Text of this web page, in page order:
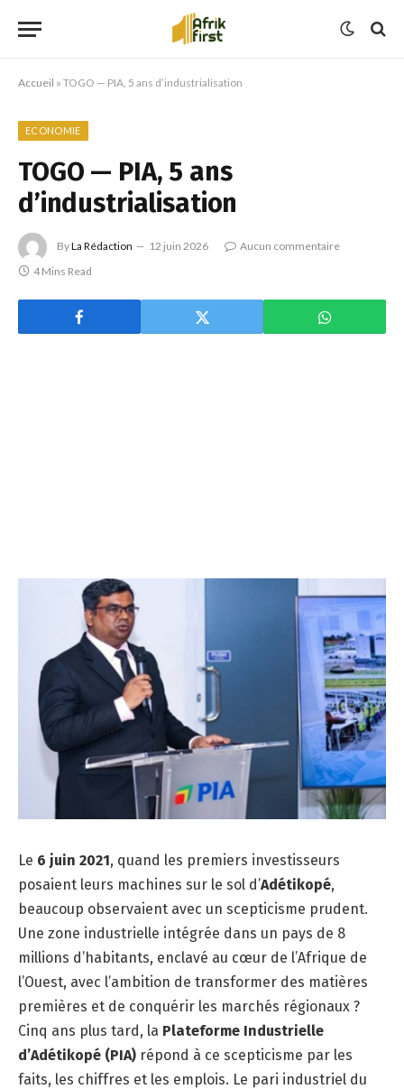
Accueil » TOGO — PIA, 5 ans d’industrialisation
ECONOMIE
TOGO — PIA, 5 ans
d’industrialisation
ByLa Rédaction 12 juin 2026
Aucun commentaire
4 Mins Read
Le 6 juin 2021, quand les premiers investisseurs
posaient leurs machines sur le sol d’Adétikopé,
beaucoup observaient avec un scepticisme prudent.
Une zone industrielle intégrée dans un pays de 8
millions d’habitants, enclavé au cœur de l’Afrique de
l’Ouest, avec l’ambition de transformer des matières
premières et de conquérir les marchés régionaux ?
Cinq ans plus tard, la Plateforme Industrielle
d’Adétikopé (PIA) répond à ce scepticisme par les
faits, les chiffres et les emplois. Le pari industriel du